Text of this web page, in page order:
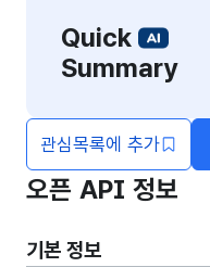
Quick
Summary
관심목록에 추가
오픈 API 정보
기본 정보